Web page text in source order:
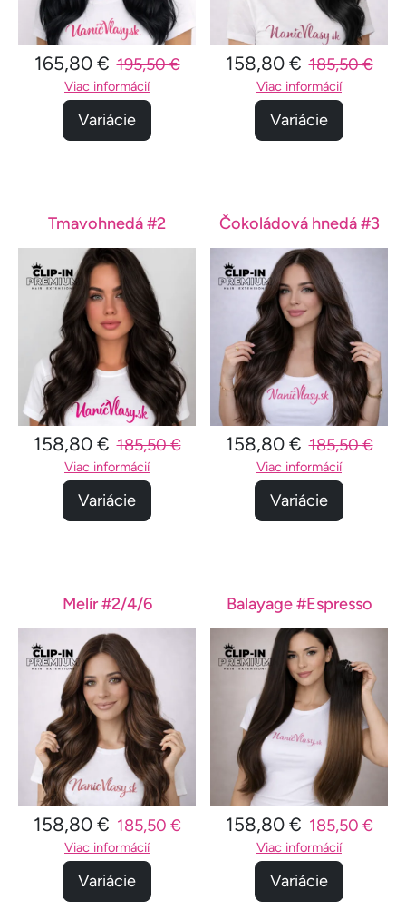
165,80 € 195,50 €
Viac informácií
Variácie
158,80 € 185,50 €
Viac informácií
Variácie
Tmavohnedá #2
158,80 € 185,50 €
Viac informácií
Variácie
Čokoládová hnedá #3
158,80 € 185,50 €
Viac informácií
Variácie
Melír #2/4/6
158,80 € 185,50 €
Viac informácií
Variácie
Balayage #Espresso
158,80 € 185,50 €
Viac informácií
Variácie